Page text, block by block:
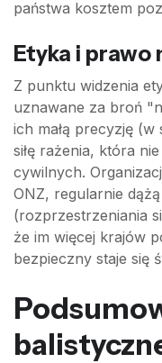
państwa kosztem
Etyka i prawo
Z punktu widzenia
uznawane za broń
ich małą precyzję
siłę rażenia, która
cywilnych.
ONZ, regularnie
(rozprzestrzeniania
że im więcej krajów
bezpieczny staje się